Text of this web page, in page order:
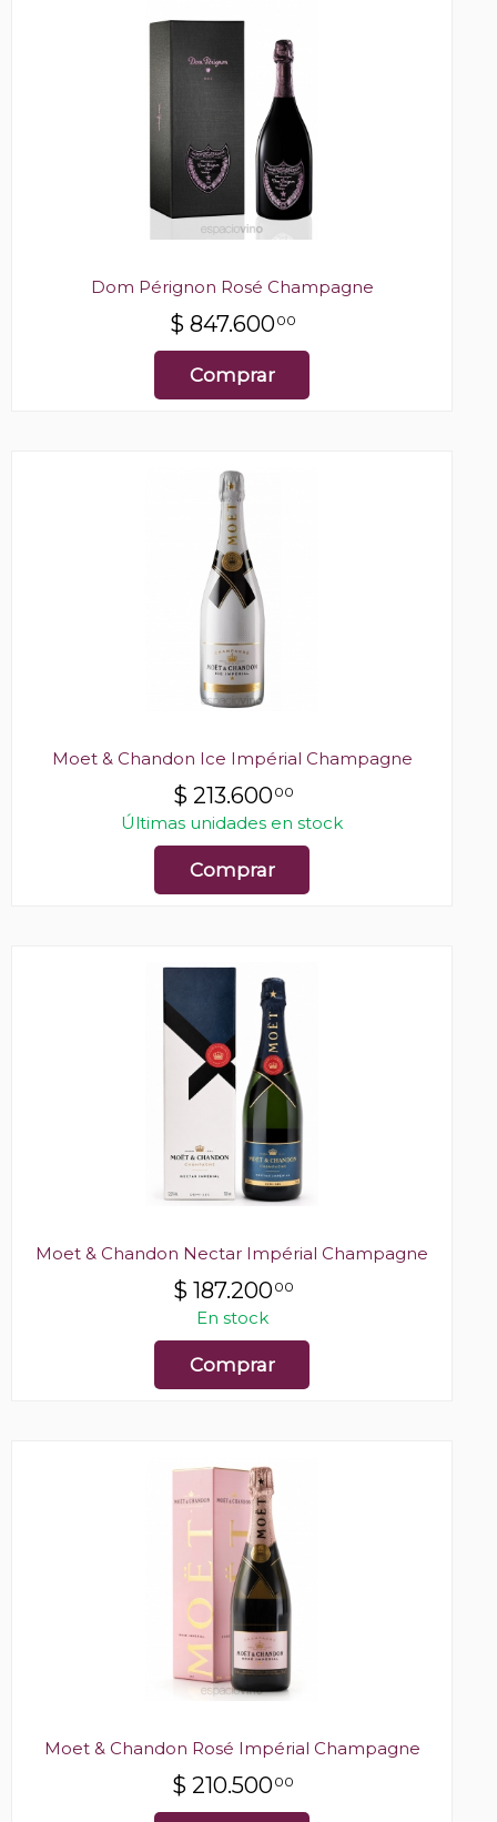
Dom Pérignon Rosé Champagne
$ 847.60000
Comprar
Moet & Chandon Ice Impérial Champagne
$ 213.60000
Últimas unidades en stock
Comprar
Moet & Chandon Nectar Impérial Champagne
$ 187.20000
En stock
Comprar
Moet & Chandon Rosé Impérial Champagne
$ 210.50000